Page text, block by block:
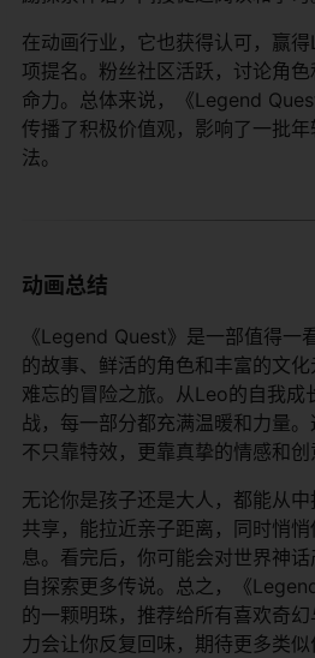
在动画行业，它也获得认可，赢
项提名。粉丝社区活跃，讨论角
命力。总体来说，《Legend
传播了积极价值观，影响了一批
法。
动画总结
《Legend Quest》是一部值得一
的故事、鲜活的角色和丰富的文
难忘的冒险之旅。从Leo的自我成
战，每一部分都充满温暖和力量
不只靠特效，更靠真挚的情感和创
无论你是孩子还是大人，都能从
共享，能拉近亲子距离，同时悄
息。看完后，你可能会对世界神
自探索更多传说。总之，《
的一颗明珠，推荐给所有喜欢奇
力会让你反复回味，期待更多类似